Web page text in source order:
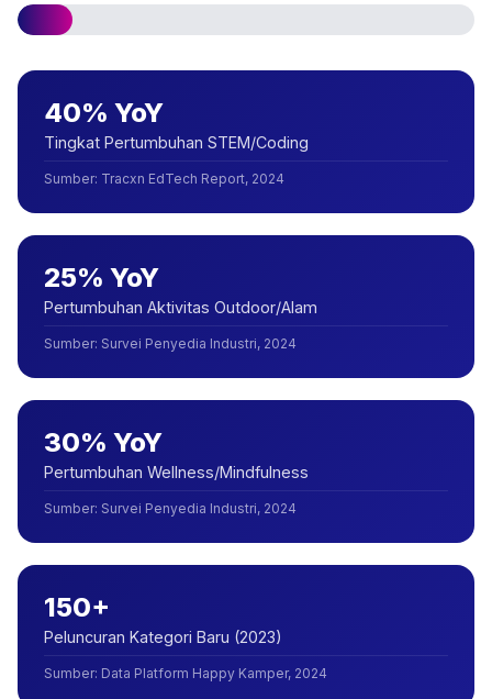
40% YoY
Tingkat Pertumbuhan STEM/Coding
Sumber: Tracxn EdTech Report, 2024
25% YoY
Pertumbuhan Aktivitas Outdoor/Alam
Sumber: Survei Penyedia Industri, 2024
30% YoY
Pertumbuhan Wellness/Mindfulness
Sumber: Survei Penyedia Industri, 2024
150+
Peluncuran Kategori Baru (2023)
Sumber: Data Platform Happy Kamper, 2024